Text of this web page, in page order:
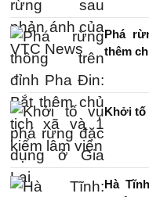
Phá
thêm
Khởi tố
Hà